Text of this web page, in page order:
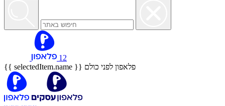
12
{{ selectedItem.name }} פלאפון לפני כולם